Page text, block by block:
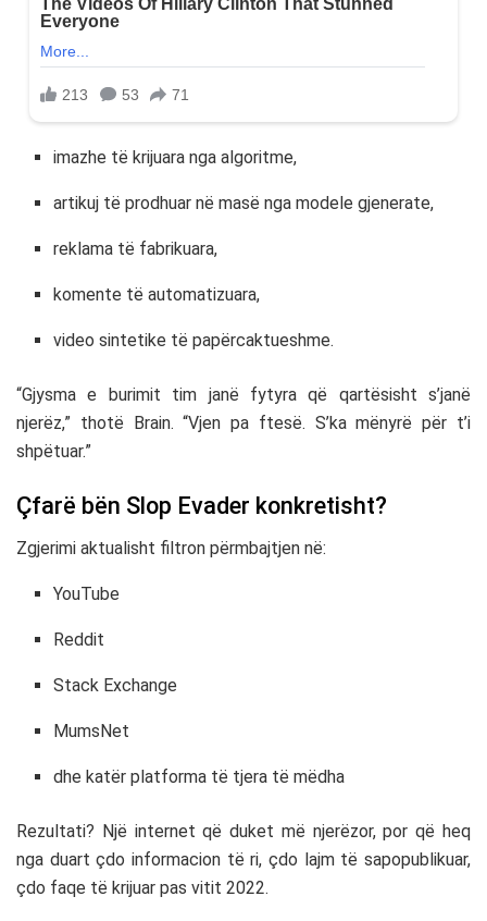
imazhe të krijuara nga algoritme,
artikuj të prodhuar në masë nga modele gjenerate,
reklama të fabrikuara,
komente të automatizuara,
video sintetike të papërcaktueshme.
“Gjysma e burimit tim janë fytyra që qartësisht s’janë
njerëz,” thotë Brain. “Vjen pa ftesë. S’ka mënyrë për t’i
shpëtuar.”
Çfarë bën Slop Evader konkretisht?
Zgjerimi aktualisht filtron përmbajtjen në:
YouTube
Reddit
Stack Exchange
MumsNet
dhe katër platforma të tjera të mëdha
Rezultati? Një internet që duket më njerëzor, por që heq
nga duart çdo informacion të ri, çdo lajm të sapopublikuar,
çdo faqe të krijuar pas vitit 2022.